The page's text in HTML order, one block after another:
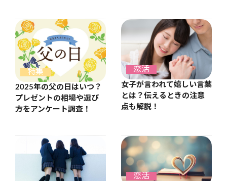
特集
2025年の父の日はいつ？
プレゼントの相場や選び
方をアンケート調査！
恋活
女子が言われて嬉しい言葉
とは？伝えるときの注意
点も解説！
恋活